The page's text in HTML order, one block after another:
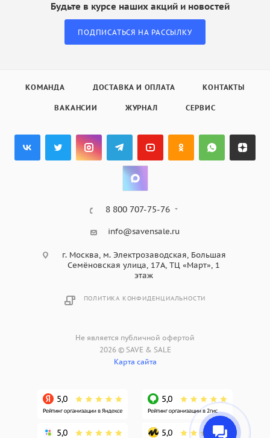
Будьте в курсе наших акций и новостей
ПОДПИСАТЬСЯ НА РАССЫЛКУ
КОМАНДА ДОСТАВКА И ОПЛАТА КОНТАКТЫ
ВАКАНСИИ ЖУРНАЛ СЕРВИС
8 800 707-75-76
info@savensale.ru
г. Москва, м. Электрозаводская, Большая
Семёновская улица, 17А, ТЦ «Март», 1
этаж
ПОЛИТИКА КОНФИДЕНЦИАЛЬНОСТИ
Не является публичной офертой
2026 © SAVE & SALE
Карта сайта